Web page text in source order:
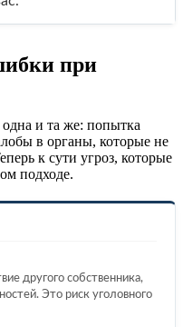
при
и та же: попытка
в органы, которые не
к сути угроз, которые
подходе.
другого собственника,
Это риск уголовного